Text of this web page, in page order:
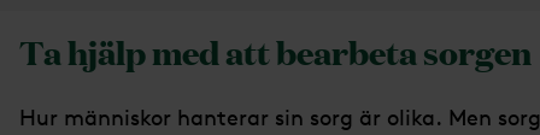
Ta hjälp med att bearbeta sorgen
Hur människor hanterar sin sorg är olika. Men sorg